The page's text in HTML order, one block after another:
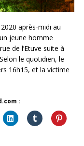
après-midi au
jeune homme
de l’Etuve suite à
le quotidien, le
16h15, et la victime
: